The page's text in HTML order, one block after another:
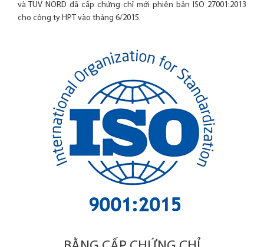
và TUV NORD đã cấp chứng chỉ mới phiên bản ISO 27001:2013
cho công ty HPT vào tháng 6/2015.